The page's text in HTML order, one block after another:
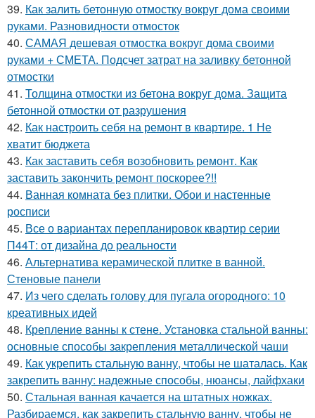
39. Как залить бетонную отмостку вокруг дома своими
руками. Разновидности отмосток
40. САМАЯ дешевая отмостка вокруг дома своими
руками + СМЕТА. Подсчет затрат на заливку бетонной
отмостки
41. Толщина отмостки из бетона вокруг дома. Защита
бетонной отмостки от разрушения
42. Как настроить себя на ремонт в квартире. 1 Не
хватит бюджета
43. Как заставить себя возобновить ремонт. Как
заставить закончить ремонт поскорее?!!
44. Ванная комната без плитки. Обои и настенные
росписи
45. Все о вариантах перепланировок квартир серии
П44Т: от дизайна до реальности
46. Альтернатива керамической плитке в ванной.
Стеновые панели
47. Из чего сделать голову для пугала огородного: 10
креативных идей
48. Крепление ванны к стене. Установка стальной ванны:
основные способы закрепления металлической чаши
49. Как укрепить стальную ванну, чтобы не шаталась. Как
закрепить ванну: надежные способы, нюансы, лайфхаки
50. Стальная ванная качается на штатных ножках.
Разбираемся, как закрепить стальную ванну, чтобы не